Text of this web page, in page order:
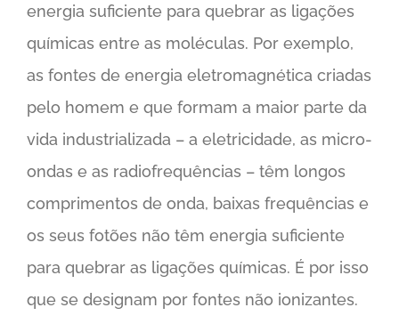
energia suficiente para quebrar as ligações
químicas entre as moléculas. Por exemplo,
as fontes de energia eletromagnética criadas
pelo homem e que formam a maior parte da
vida industrializada – a eletricidade, as micro-
ondas e as radiofrequências – têm longos
comprimentos de onda, baixas frequências e
os seus fotões não têm energia suficiente
para quebrar as ligações químicas. É por isso
que se designam por fontes não ionizantes.